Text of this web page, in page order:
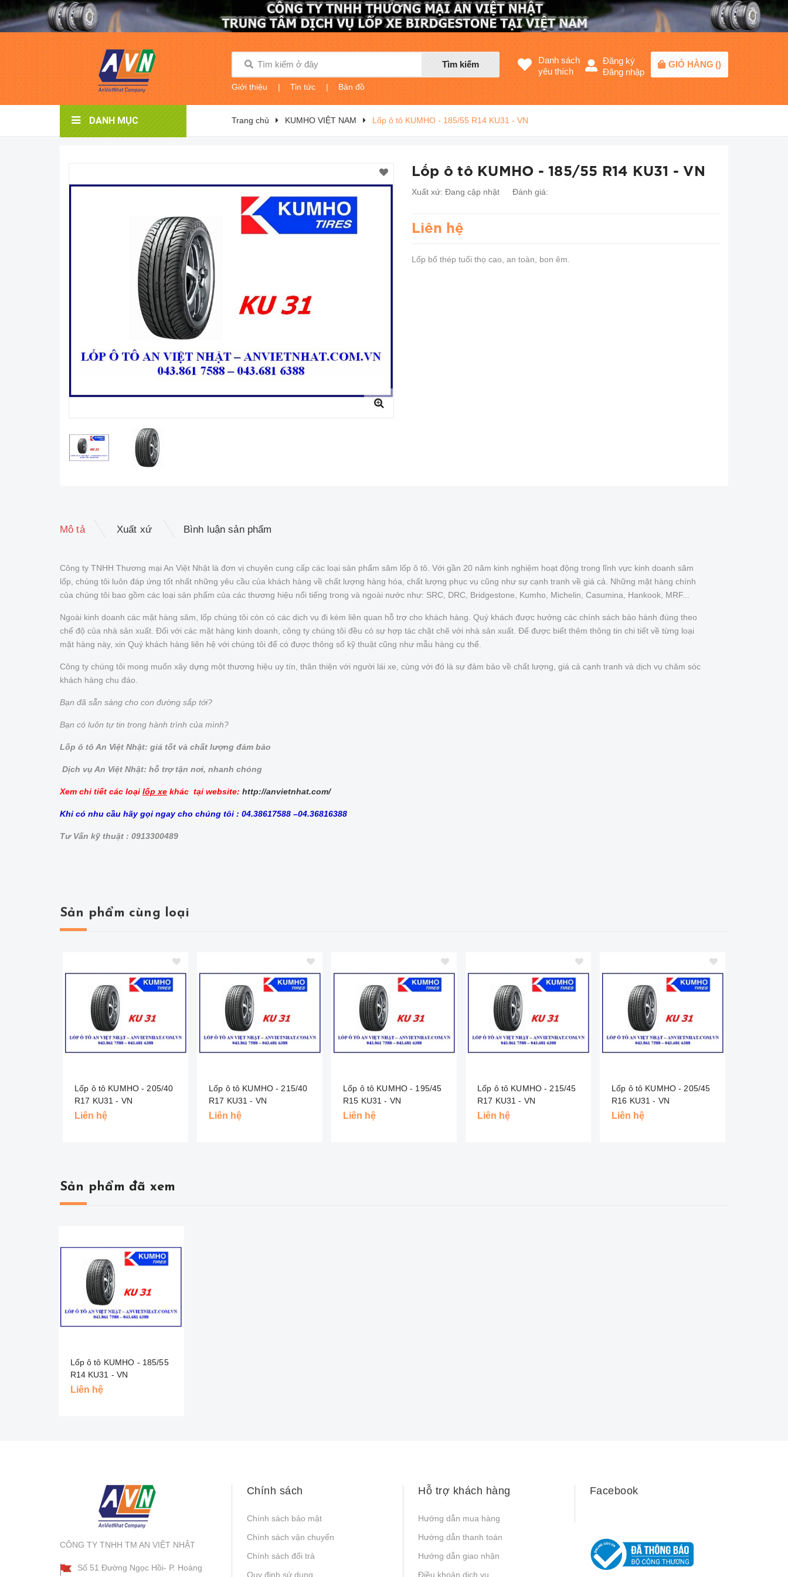
Tìm kiếm
Giới thiệu | Tin tức | Bản đồ
Danh sách
yêu thích
Đăng ký
Đăng nhập
GIỎ HÀNG ()
DANH MỤC Trang chủ KUMHO VIỆT NAM Lốp ô tô KUMHO - 185/55 R14 KU31 - VN
Lốp ô tô KUMHO - 185/55 R14 KU31 - VN
Xuất xứ: Đang cập nhật Đánh giá:
Liên hệ
Lốp bố thép tuổi thọ cao, an toàn, bon êm.
Mô tả Xuất xứ Bình luận sản phẩm
Công ty TNHH Thương mại An Việt Nhật là đơn vị chuyên cung cấp các loại sản phẩm săm lốp ô tô. Với gần 20 năm kinh nghiệm hoạt động trong lĩnh vực kinh doanh săm
lốp, chúng tôi luôn đáp ứng tốt nhất những yêu cầu của khách hàng về chất lượng hàng hóa, chất lượng phục vụ cũng như sự cạnh tranh về giá cả. Những mặt hàng chính
của chúng tôi bao gồm các loại sản phẩm của các thương hiệu nổi tiếng trong và ngoài nước như: SRC, DRC, Bridgestone, Kumho, Michelin, Casumina, Hankook, MRF...
Ngoài kinh doanh các mặt hàng săm, lốp chúng tôi còn có các dịch vụ đi kèm liên quan hỗ trợ cho khách hàng. Quý khách được hưởng các chính sách bảo hành đúng theo
chế độ của nhà sản xuất. Đối với các mặt hàng kinh doanh, công ty chúng tôi đều có sự hợp tác chặt chẽ với nhà sản xuất. Để được biết thêm thông tin chi tiết về từng loại
mặt hàng này, xin Quý khách hàng liên hệ với chúng tôi để có được thông số kỹ thuật cũng như mẫu hàng cụ thể.
Công ty chúng tôi mong muốn xây dựng một thương hiệu uy tín, thân thiện với người lái xe, cùng với đó là sự đảm bảo về chất lượng, giá cả cạnh tranh và dịch vụ chăm sóc
khách hàng chu đáo.
Bạn đã sẵn sàng cho con đường sắp tới?
Bạn có luôn tự tin trong hành trình của mình?
Lốp ô tô An Việt Nhật: giá tốt và chất lượng đảm bảo
Dịch vụ An Việt Nhật: hỗ trợ tận nơi, nhanh chóng
Xem chi tiết các loại lốp xe khác tại website: http://anvietnhat.com/
Khi có nhu cầu hãy gọi ngay cho chúng tôi : 04.38617588 –04.36816388
Tư Vấn kỹ thuật : 0913300489
Sản phẩm cùng loại
Lốp ô tô KUMHO - 205/40
R17 KU31 - VN
Liên hệ
Lốp ô tô KUMHO - 215/40
R17 KU31 - VN
Liên hệ
Lốp ô tô KUMHO - 195/45
R15 KU31 - VN
Liên hệ
Lốp ô tô KUMHO - 215/45
R17 KU31 - VN
Liên hệ
Lốp ô tô KUMHO - 205/45
R16 KU31 - VN
Liên hệ
Sản phẩm đã xem
Lốp ô tô KUMHO - 185/55
R14 KU31 - VN
Liên hệ
CÔNG TY TNHH TM AN VIỆT NHẬT
Số 51 Đường Ngọc Hồi- P. Hoàng
Chính sách
Chính sách bảo mật
Chính sách vận chuyển
Chính sách đổi trả
Quy định sử dụng
Hỗ trợ khách hàng
Hướng dẫn mua hàng
Hướng dẫn thanh toán
Hướng dẫn giao nhận
Điều khoản dịch vụ
Facebook